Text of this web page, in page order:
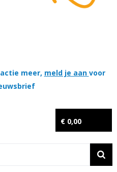
meer, meld je aan voor
€ 0,00